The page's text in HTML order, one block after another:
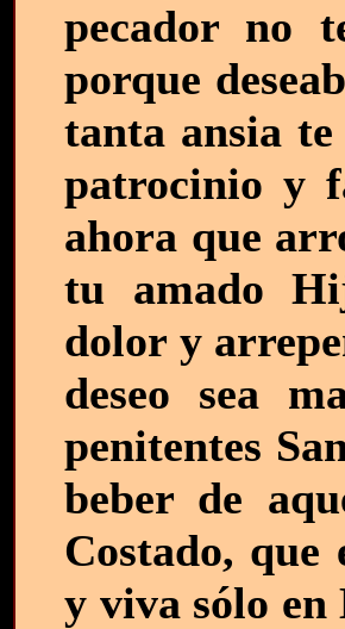
pecador no
porque
tanta ansia
patrocinio y
ahora que
tu amado
dolor y
deseo sea
penitentes
beber de
Costado, que
y viva sólo